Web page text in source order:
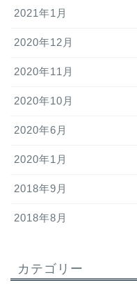
2021年1月
2020年12月
2020年11月
2020年10月
2020年6月
2020年1月
2018年9月
2018年8月
カテゴリー